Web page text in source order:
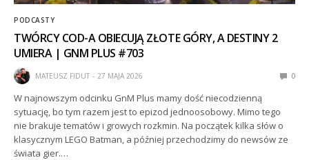
PODCASTY
TWÓRCY COD-A OBIECUJĄ ZŁOTE GÓRY, A DESTINY 2
UMIERA | GNM PLUS #703
MATEUSZ FIDUT 27 MAJA 2026 0
W najnowszym odcinku GnM Plus mamy dość niecodzienną
sytuację, bo tym razem jest to epizod jednoosobowy. Mimo tego
nie brakuje tematów i growych rozkmin. Na początek kilka słów o
klasycznym LEGO Batman, a później przechodzimy do newsów ze
świata gier.…